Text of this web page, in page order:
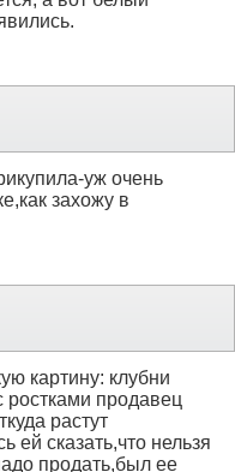
уж очень
захожу в
картину: клубни
ростками продавец
растут
ей сказать,что нельзя
продать,был ее